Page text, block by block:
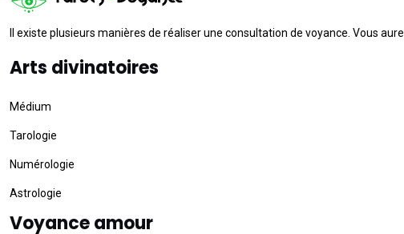
Il existe plusieurs manières de réaliser une consultation de voyance. Vous
Arts divinatoires
Médium
Tarologie
Numérologie
Astrologie
Voyance amour